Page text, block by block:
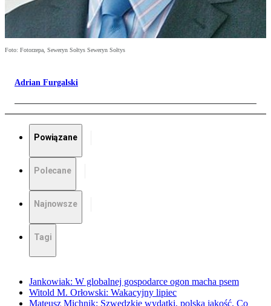
Foto: Fotorzepa, Seweryn Sołtys Seweryn Sołtys
Adrian Furgalski
Powiązane
Polecane
Najnowsze
Tagi
Jankowiak: W globalnej gospodarce ogon macha psem
Witold M. Orłowski: Wakacyjny lipiec
Mateusz Michnik: Szwedzkie wydatki, polska jakość. Co